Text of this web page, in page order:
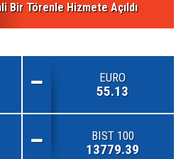
Bir Törenle Hizmete Açıldı
EURO
55.13
BIST 100
13779.39